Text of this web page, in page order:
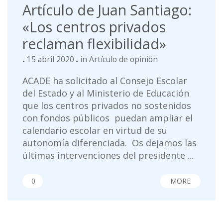
Artículo de Juan Santiago:
«Los centros privados
reclaman flexibilidad»
15 abril 2020 in Artículo de opinión
ACADE ha solicitado al Consejo Escolar
del Estado y al Ministerio de Educación
que los centros privados no sostenidos
con fondos públicos puedan ampliar el
calendario escolar en virtud de su
autonomía diferenciada. Os dejamos las
últimas intervenciones del presidente ...
0 MORE